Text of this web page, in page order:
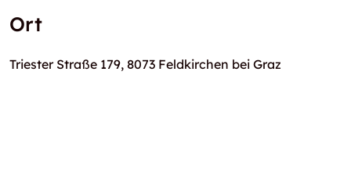
Ort
Triester Straße 179, 8073 Feldkirchen bei Graz